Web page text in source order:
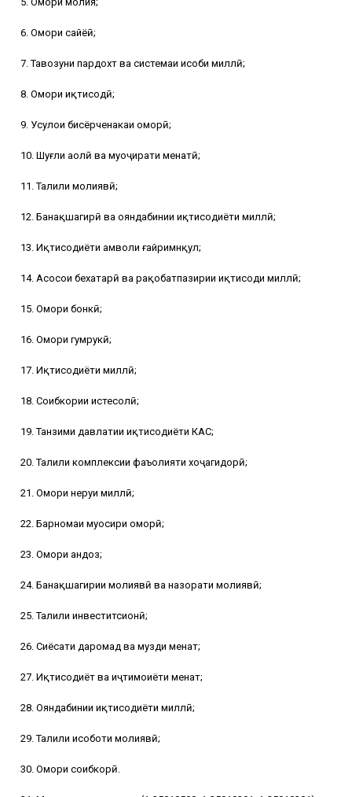
6. Омори сайёҳӣ;
7. Тавозуни пардохт ва системаи ҳисоби миллӣ;
8. Омори иқтисодӣ;
9. Усулҳои бисёрченакаи оморӣ;
10. Шуғли аҳолӣ ва муҳоҷирати меҳнатӣ;
11. Таҳлили молиявӣ;
12. Банақшагирӣ ва ояндабинии иқтисодиёти миллӣ;
13. Иқтисодиёти амволи ғайримнқул;
14. Асосҳои бехатарӣ ва рақобатпазирии иқтисоди миллӣ;
15. Омори бонкӣ;
16. Омори гумрукӣ;
17. Иқтисодиёти миллӣ;
18. Соҳибкории истеҳсолӣ;
19. Танзими давлатии иқтисодиёти КАС;
20. Таҳлили комплексии фаъолияти хоҷагидорӣ;
21. Омори неруи миллӣ;
22. Барномаи муосири оморӣ;
23. Омори андоз;
24. Банақшагирии молиявӣ ва назорати молиявӣ;
25. Таҳлили инвеститсионӣ;
26. Сиёсати даромад ва музди меҳнат;
27. Иқтисодиёт ва иҷтимоиёти меҳнат;
28. Ояндабинии иқтисодиёти миллӣ;
29. Таҳлили ҳисоботи молиявӣ;
30. Омори соҳибкорӣ.